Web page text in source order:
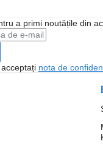
a primi noutățile din
nota de